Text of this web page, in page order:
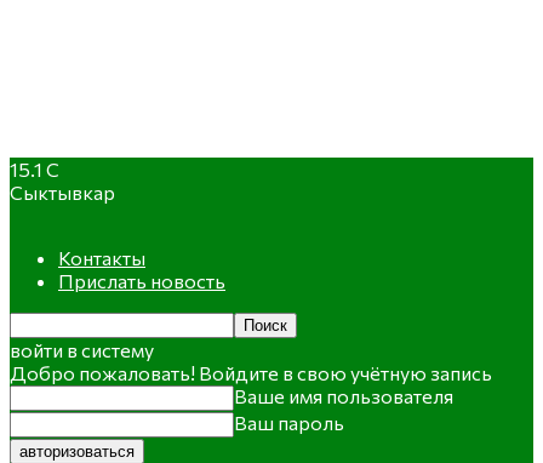
15.1 C
Сыктывкар
Контакты
Прислать новость
войти в систему
Добро пожаловать! Войдите в свою учётную запись
Ваше имя пользователя
Ваш пароль